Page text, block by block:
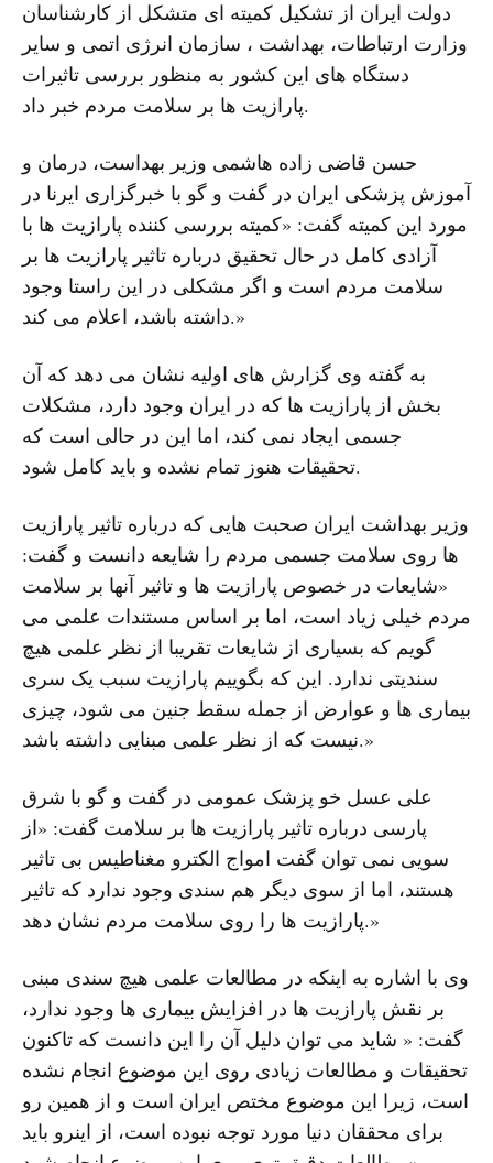
دولت ایران از تشکیل کمیته ای متشکل از کارشناسان
وزارت ارتباطات، بهداشت ، سازمان انرژی اتمی و سایر
دستگاه های این کشور به منظور بررسی تاثیرات
پارازیت ها بر سلامت مردم خبر داد.
حسن قاضی زاده هاشمی وزیر بهداست، درمان و
آموزش پزشکی ایران در گفت و گو با خبرگزاری ایرنا در
مورد این کمیته گفت: «کمیته بررسی کننده پارازیت ها با
آزادی کامل در حال تحقیق درباره تاثیر پارازیت ها بر
سلامت مردم است و اگر مشکلی در این راستا وجود
داشته باشد، اعلام می کند.»
به گفته وی گزارش های اولیه نشان می دهد که آن
بخش از پارازیت ها که در ایران وجود دارد، مشکلات
جسمی ایجاد نمی کند، اما این در حالی است که
تحقیقات هنوز تمام نشده و باید کامل شود.
وزیر بهداشت ایران صحبت هایی که درباره تاثیر پارازیت
ها روی سلامت جسمی مردم را شایعه دانست و گفت:
«شایعات در خصوص پارازیت ها و تاثیر آنها بر سلامت
مردم خیلی زیاد است، اما بر اساس مستندات علمی می
گویم که بسیاری از شایعات تقریبا از نظر علمی هیچ
سندیتی ندارد. این که بگوییم پارازیت سبب یک سری
بیماری ها و عوارض از جمله سقط جنین می شود، چیزی
نیست که از نظر علمی مبنایی داشته باشد.»
علی عسل خو پزشک عمومی در گفت و گو با شرق
پارسی درباره تاثیر پارازیت ها بر سلامت گفت: «از
سویی نمی توان گفت امواج الکترو مغناطیس بی تاثیر
هستند، اما از سوی دیگر هم سندی وجود ندارد که تاثیر
پارازیت ها را روی سلامت مردم نشان دهد.»
وی با اشاره به اینکه در مطالعات علمی هیچ سندی مبنی
بر نقش پارازیت ها در افزایش بیماری ها وجود ندارد،
گفت: « شاید می توان دلیل آن را این دانست که تاکنون
تحقیقات و مطالعات زیادی روی این موضوع انجام نشده
است، زیرا این موضوع مختص ایران است و از همین رو
برای محققان دنیا مورد توجه نبوده است، از اینرو باید